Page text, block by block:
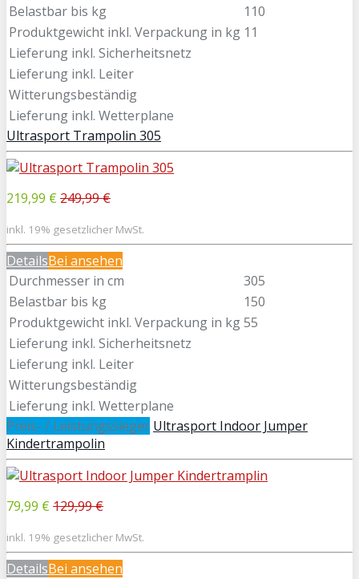
Belastbar bis kg
110
Produktgewicht inkl. Verpackung in kg 11
Lieferung inkl. Sicherheitsnetz
Lieferung inkl. Leiter
Witterungsbeständig
Lieferung inkl. Wetterplane
Ultrasport Trampolin 305
219,99 € 249,99 €
inkl. 19% gesetzlicher MwSt.
DetailsBei ansehen
Durchmesser in cm
305
Belastbar bis kg
150
Produktgewicht inkl. Verpackung in kg55
Lieferung inkl. Sicherheitsnetz
Lieferung inkl. Leiter
Witterungsbeständig
Lieferung inkl. Wetterplane
Preis- / Leistungssieger Ultrasport Indoor Jumper
Kindertrampolin
79,99 € 129,99 €
inkl. 19% gesetzlicher MwSt.
DetailsBei ansehen